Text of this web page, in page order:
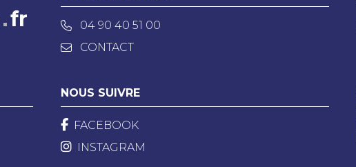
fr
04 90 40 51 00
CONTACT
NOUS SUIVRE
FACEBOOK
INSTAGRAM